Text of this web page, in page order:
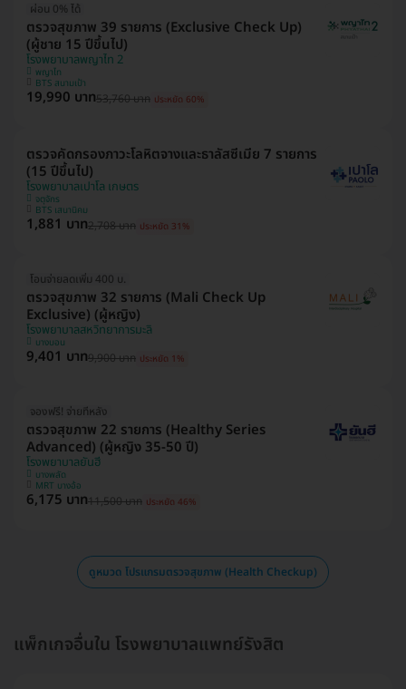
ผ่อน 0% ได้
ตรวจสุขภาพ 39 รายการ (Exclusive Check Up)
(ผู้ชาย 15 ปีขึ้นไป)
โรงพยาบาลพญาไท 2
พญาไท
BTS สนามเป้า
19,990 บาท53,760 บาท ประหยัด 60%
ตรวจคัดกรองภาวะโลหิตจางและธาลัสซีเมีย 7 รายการ
(15 ปีขึ้นไป)
โรงพยาบาลเปาโล เกษตร
จตุจักร
BTS เสนานิคม
1,881 บาท2,708 บาท ประหยัด 31%
โอนจ่ายลดเพิ่ม 400 บ.
ตรวจสุขภาพ 32 รายการ (Mali Check Up
Exclusive) (ผู้หญิง)
โรงพยาบาลสหวิทยาการมะลิ
บางบอน
9,401 บาท9,900 บาท ประหยัด 1%
จองฟรี! จ่ายทีหลัง
ตรวจสุขภาพ 22 รายการ (Healthy Series
Advanced) (ผู้หญิง 35-50 ปี)
โรงพยาบาลยันฮี
บางพลัด
MRT บางอ้อ
6,175 บาท11,500 บาท ประหยัด 46%
ดูหมวด โปรแกรมตรวจสุขภาพ (Health Checkup)
แพ็กเกจอื่นใน โรงพยาบาลแพทย์รังสิต